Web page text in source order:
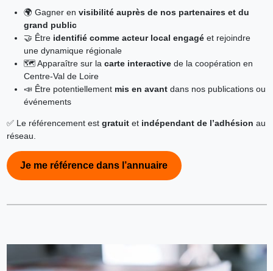
🌍 Gagner en visibilité auprès de nos partenaires et du
grand public
🤝 Être identifié comme acteur local engagéet rejoindre
une dynamique régionale
🗺️ Apparaître sur la carte interactivede la coopération en
Centre-Val de Loire
📣 Être potentiellement mis en avantdans nos publications ou
événements
✅ Le référencement est gratuitet indépendant de l’adhésion au
réseau.
Je me référence dans l’annuaire